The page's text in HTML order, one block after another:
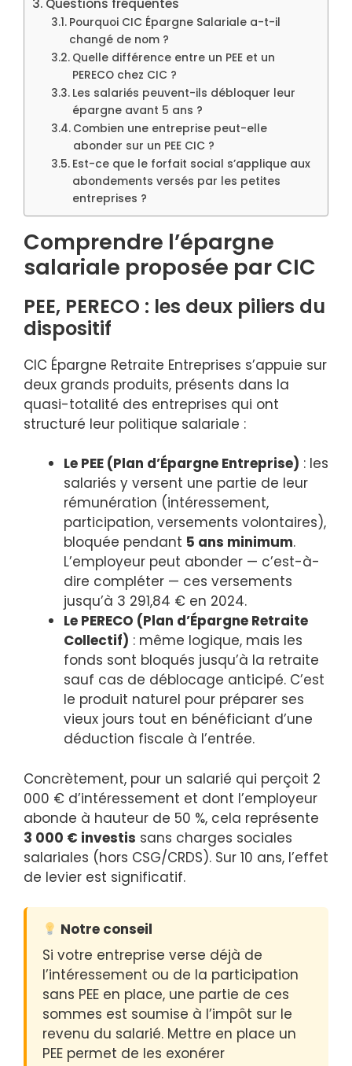
Pourquoi CIC Épargne Salariale a-t-il
changé de nom ?
Quelle différence entre un PEE et un
PERECO chez CIC ?
Les salariés peuvent-ils débloquer leur
épargne avant 5 ans ?
Combien une entreprise peut-elle
abonder sur un PEE CIC ?
Est-ce que le forfait social s’applique aux
abondements versés par les petites
entreprises ?
Comprendre l’épargne
salariale proposée par CIC
PEE, PERECO : les deux piliers du
dispositif
CIC Épargne Retraite Entreprises s’appuie sur
deux grands produits, présents dans la
quasi-totalité des entreprises qui ont
structuré leur politique salariale :
Le PEE (Plan d’Épargne Entreprise) : les
salariés y versent une partie de leur
rémunération (intéressement,
participation, versements volontaires),
bloquée pendant 5 ans minimum.
L’employeur peut abonder — c’est-à-
dire compléter — ces versements
jusqu’à 3 291,84 € en 2024.
Le PERECO (Plan d’Épargne Retraite
Collectif) : même logique, mais les
fonds sont bloqués jusqu’à la retraite
sauf cas de déblocage anticipé. C’est
le produit naturel pour préparer ses
vieux jours tout en bénéficiant d’une
déduction fiscale à l’entrée.
Concrètement, pour un salarié qui perçoit 2
000 € d’intéressement et dont l’employeur
abonde à hauteur de 50 %, cela représente
3 000 € investis sans charges sociales
salariales (hors CSG/CRDS). Sur 10 ans, l’effet
de levier est significatif.
Notre conseil
Si votre entreprise verse déjà de
l’intéressement ou de la participation
sans PEE en place, une partie de ces
sommes est soumise à l’impôt sur le
revenu du salarié. Mettre en place un
PEE permet de les exonérer